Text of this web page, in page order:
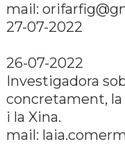
mail:
27-07-2022
26-07-2022
Investigadora
concretament,
i la Xina.
mail: